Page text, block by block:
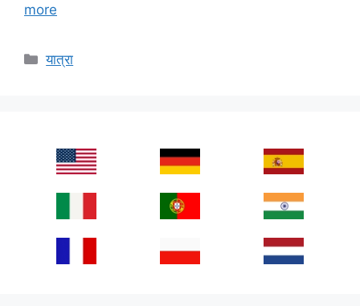
more
Categories
यात्रा